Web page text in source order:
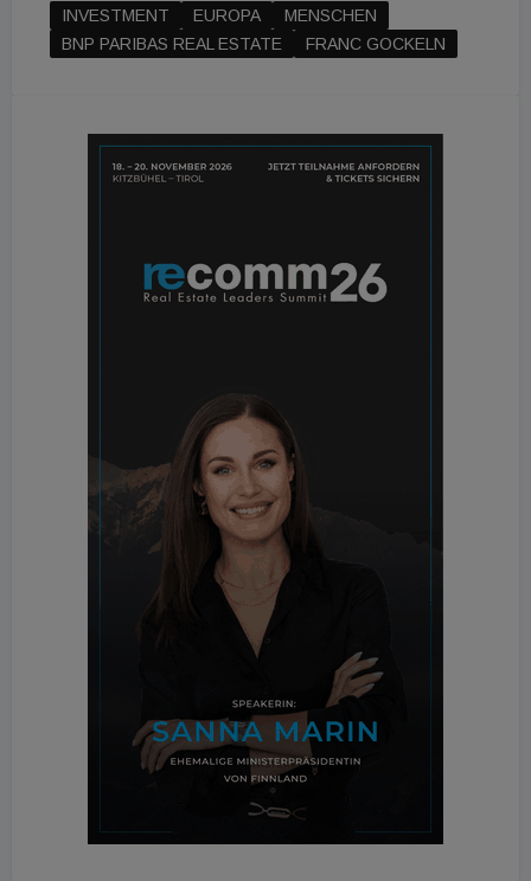
INVESTMENT
EUROPA
MENSCHEN
BNP PARIBAS REAL ESTATE
FRANC GOCKELN